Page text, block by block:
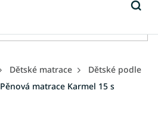
Dětské matrace
Dětské podle
Pěnová matrace Karmel 15 s